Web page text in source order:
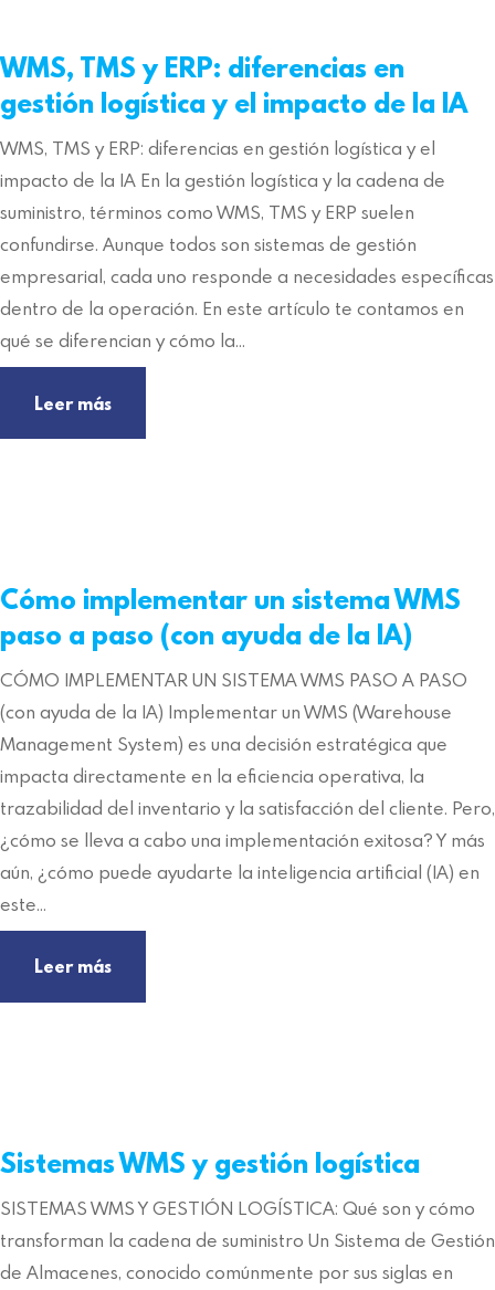
WMS, TMS y ERP: diferencias en
gestión logística y el impacto de la IA
WMS, TMS y ERP: diferencias en gestión logística y el
impacto de la IA En la gestión logística y la cadena de
suministro, términos como WMS, TMS y ERP suelen
confundirse. Aunque todos son sistemas de gestión
empresarial, cada uno responde a necesidades específicas
dentro de la operación. En este artículo te contamos en
qué se diferencian y cómo la…
Leer más
Cómo implementar un sistema WMS
paso a paso (con ayuda de la IA)
CÓMO IMPLEMENTAR UN SISTEMA WMS PASO A PASO
(con ayuda de la IA) Implementar un WMS (Warehouse
Management System) es una decisión estratégica que
impacta directamente en la eficiencia operativa, la
trazabilidad del inventario y la satisfacción del cliente. Pero,
¿cómo se lleva a cabo una implementación exitosa? Y más
aún, ¿cómo puede ayudarte la inteligencia artificial (IA) en
este…
Leer más
Sistemas WMS y gestión logística
SISTEMAS WMS Y GESTIÓN LOGÍSTICA: Qué son y cómo
transforman la cadena de suministro Un Sistema de Gestión
de Almacenes, conocido comúnmente por sus siglas en